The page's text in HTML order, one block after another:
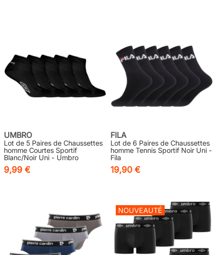
UMBRO
Lot de 5 Paires de Chaussettes
homme Courtes Sportif
Blanc/Noir Uni - Umbro
9,99 €
FILA
Lot de 6 Paires de Chaussettes
homme Tennis Sportif Noir Uni -
Fila
19,90 €
NOUVEAUTÉ